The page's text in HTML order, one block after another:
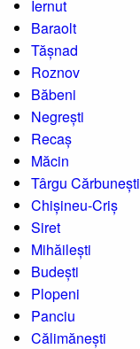
Iernut
Baraolt
Tășnad
Roznov
Băbeni
Negrești
Recaș
Măcin
Târgu Cărbunești
Chișineu-Criș
Siret
Mihăilești
Budești
Plopeni
Panciu
Călimănești